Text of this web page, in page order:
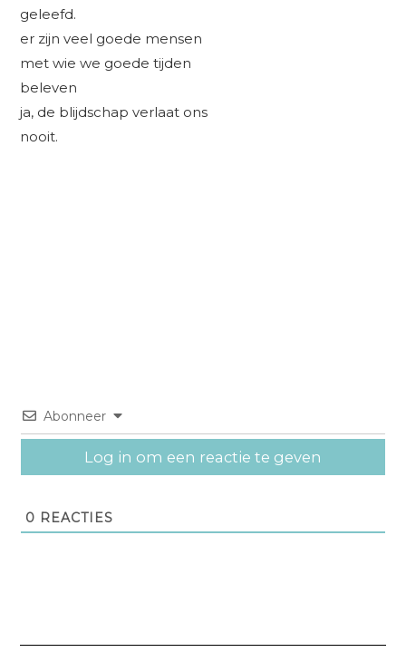
geleefd.
er zijn veel goede mensen
met wie we goede tijden
beleven
ja, de blijdschap verlaat ons
nooit.
Abonneer
Log in om een reactie te geven
0 REACTIES